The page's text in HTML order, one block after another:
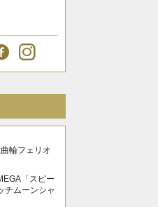
輪フェリオ
「スピー
チムーンシャ